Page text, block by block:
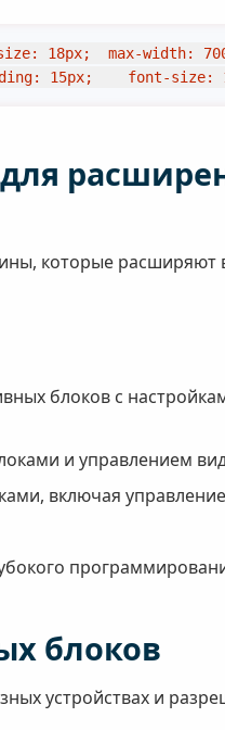
18px;  max-width:
15px;    font-size:
которые
блоков с
и управлением
включая
блоков
устройствах и